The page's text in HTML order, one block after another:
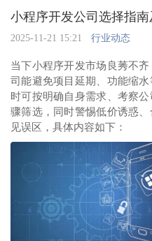
小程序开发公司选择指南
2025-11-21 15:21 行业动态
当下小程序开发市场良莠不
司能避免项目延期、功能缩
时可按明确自身需求、考察
骤筛选，同时警惕低价诱惑、
见误区，具体内容如下：